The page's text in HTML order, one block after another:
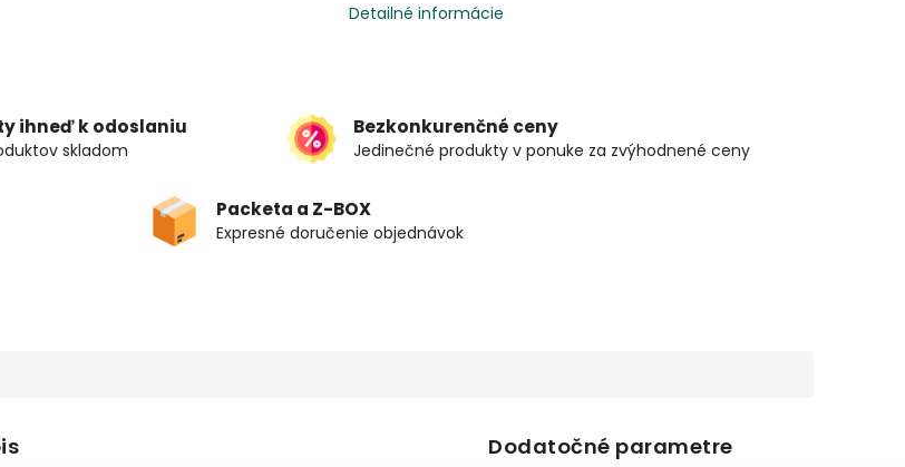
Detailné informácie
ihneď k odoslaniu
skladom
Bezkonkurenčné ceny
Jedinečné produkty v ponuke za zvýhodnené ceny
Packeta a Z-BOX
Expresné doručenie objednávok
Dodatočné parametre